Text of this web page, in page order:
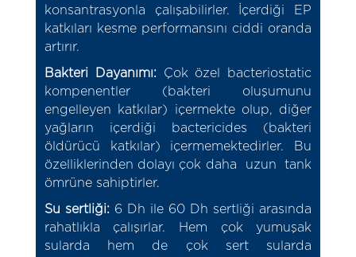
konsantrasyonla çalışabilirler. İçerdiği EP
katkıları kesme performansını ciddi oranda
artırır.
Bakteri Dayanımı: Çok özel bacteriostatic
kompenentler (bakteri oluşumunu
engelleyen katkılar) içermekte olup, diğer
yağların içerdiği bactericides (bakteri
öldürücü katkılar) içermemektedirler. Bu
özelliklerinden dolayı çok daha uzun tank
ömrüne sahiptirler.
Su sertliği: 6 Dh ile 60 Dh sertliği arasında
rahatlıkla çalışırlar. Hem çok yumuşak
sularda hem de çok sert sularda